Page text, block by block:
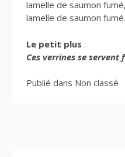
lamelle de saumon
lamelle de saumon fumé.
Le petit plus :
Ces verrines se servent
Publié dans Non classé